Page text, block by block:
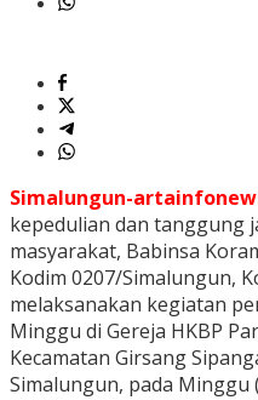
Simalungun-
kepedulian dan tanggung
masyarakat, Babinsa
Kodim 0207/Simalungun,
melaksanakan kegiatan
Minggu di Gereja HKBP
Kecamatan Girsang
Simalungun, pada Minggu